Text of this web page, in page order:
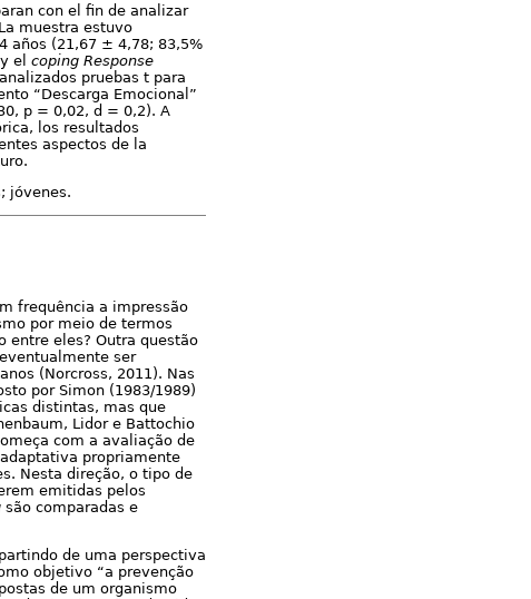
con el fin de analizar
muestra estuvo
años (21,67 ± 4,78; 83,5%
el coping Response
pruebas t para
“Descarga Emocional”
p = 0,02, d = 0,2). A
los resultados
aspectos de la
jóvenes.
frequência a impressão
por meio de termos
entre eles? Outra questão
ser
(Norcross, 2011). Nas
por Simon (1983/1989)
distintas, mas que
Lidor e Battochio
com a avaliação de
propriamente
Nesta direção, o tipo de
emitidas pelos
são comparadas e
de uma perspectiva
objetivo “a prevenção
de um organismo